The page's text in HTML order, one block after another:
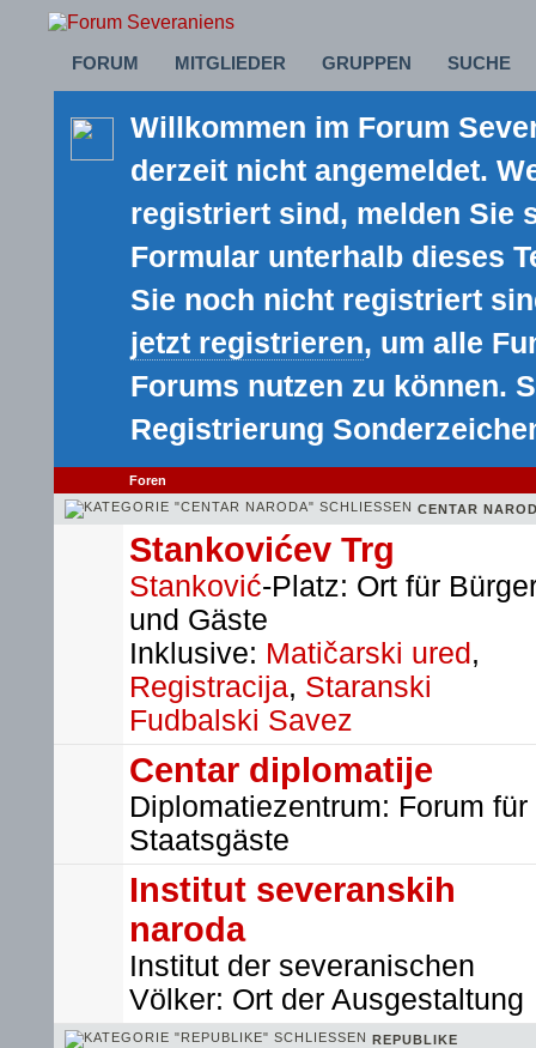
FORUM MITGLIEDER GRUPPEN SUCHE
Willkommen im Forum
derzeit nicht angemeldet.
registriert sind, melden Sie
Formular unterhalb dieses
Sie noch nicht registriert
jetzt registrieren, um alle
Forums nutzen zu können.
Registrierung
Foren
CENTAR
Stankovićev Trg
Stanković-Platz: Ort für
und Gäste
Inklusive: Matičarski ured ,
Registracija, Staranski
Fudbalski Savez
Centar diplomatije
Diplomatiezentrum: Forum für
Staatsgäste
Institut severanskih
naroda
Institut der severanischen
Völker: Ort der Ausgestaltung
REPUBLIKE